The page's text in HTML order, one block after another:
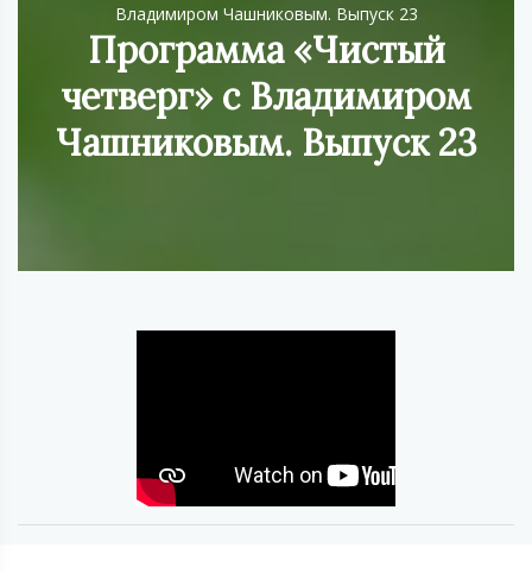
Владимиром Чашниковым. Выпуск 23
Программа «Чистый
четверг» с Владимиром
Чашниковым. Выпуск 23